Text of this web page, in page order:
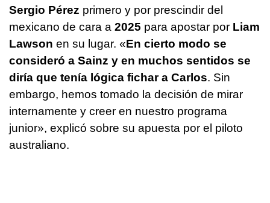
Sergio Pérez primero y por prescindir del
mexicano de cara a 2025 para apostar por Liam
Lawson en su lugar. «En cierto modo se
consideró a Sainz y en muchos sentidos se
diría que tenía lógica fichar a Carlos. Sin
embargo, hemos tomado la decisión de mirar
internamente y creer en nuestro programa
junior», explicó sobre su apuesta por el piloto
australiano.